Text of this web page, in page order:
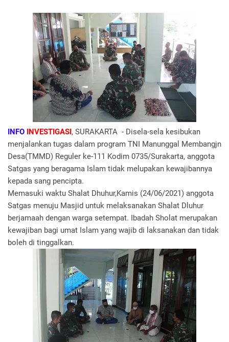
INFO INVESTIGASI , SURAKARTA - Disela-sela kesibukan
menjalankan tugas dalam program TNI Manunggal Membangjn
Desa(TMMD) Reguler ke-111 Kodim 0735/Surakarta, anggota
Satgas yang beragama Islam tidak melupakan kewajibannya
kepada sang pencipta.
Memasuki waktu Shalat Dhuhur,Kamis (24/06/2021) anggota
Satgas menuju Masjid untuk melaksanakan Shalat Dluhur
berjamaah dengan warga setempat. Ibadah Sholat merupakan
kewajiban bagi umat Islam yang wajib di laksanakan dan tidak
boleh di tinggalkan.